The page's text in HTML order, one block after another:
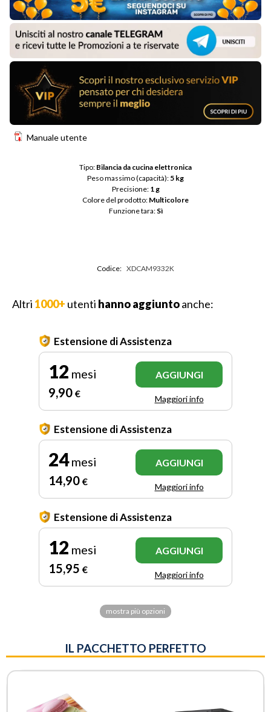
Manuale utente
Tipo: Bilancia da cucina elettronica
Peso massimo (capacità): 5 kg
Precisione: 1 g
Colore del prodotto: Multicolore
Funzione tara: Sì
Codice: XDCAM9332K
Altri 1000+ utenti hanno aggiuntoanche:
Estensione di Assistenza
12 mesi
9,90 €
AGGIUNGI
Maggiori info
Estensione di Assistenza
24mesi
14,90 €
AGGIUNGI
Maggiori info
Estensione di Assistenza
12 mesi
15,95 €
AGGIUNGI
Maggiori info
mostra più opzioni
IL PACCHETTO PERFETTO